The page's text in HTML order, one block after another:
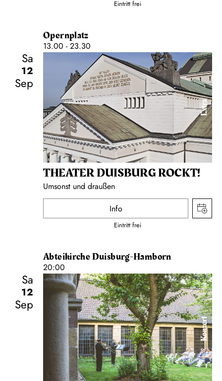
Eintritt frei
Opernplatz
13.00 - 23.30
Sa
12
Sep
Extra
THEATER DUISBURG ROCKT!
Umsonst und draußen
Info
Eintritt frei
Abteikirche Duisburg-Hamborn
20:00
Sa
12
Sep
Konzert